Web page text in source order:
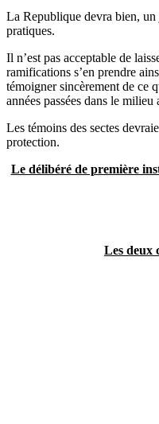
La Republique devra bien, un
pratiques.
Il n’est pas acceptable de
ramifications s’en prendre
témoigner sincèrement de ce
années passées dans le
Les témoins des sectes
protection.
Le délibéré de première
Les deux